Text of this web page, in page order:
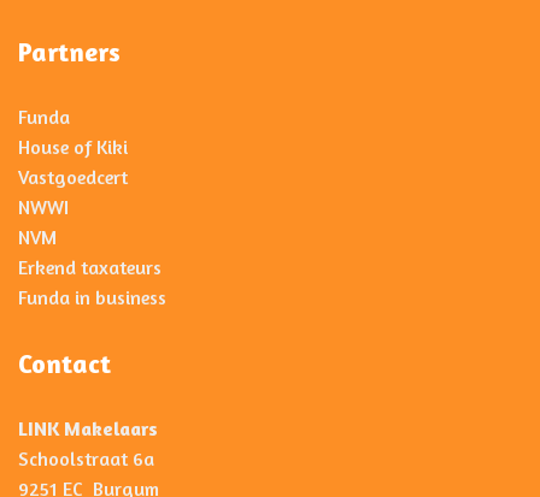
Partners
Funda
House of Kiki
Vastgoedcert
NWWI
NVM
Erkend taxateurs
Funda in business
Contact
LINK Makelaars
Schoolstraat 6a
9251 EC Burgum